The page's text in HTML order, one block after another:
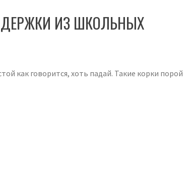
ИЗ ШКОЛЬНЫХ
как говорится, хоть падай. Такие корки порой